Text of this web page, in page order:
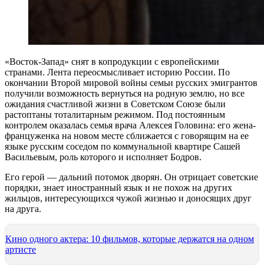
«Восток-Запад» снят в копродукции с европейскими
странами. Лента переосмысливает историю России. По
окончании Второй мировой войны семьи русских эмигрантов
получили возможность вернуться на родную землю, но все
ожидания счастливой жизни в Советском Союзе были
растоптаны тоталитарным режимом. Под постоянным
контролем оказалась семья врача Алексея Головина: его жена-
француженка на новом месте сближается с говорящим на ее
языке русским соседом по коммунальной квартире Сашей
Васильевым, роль которого и исполняет Бодров.
Его герой — дальний потомок дворян. Он отрицает советские
порядки, знает иностранный язык и не похож на других
жильцов, интересующихся чужой жизнью и доносящих друг
на друга.
Кино одного актера: 10 фильмов, которые держатся на одном
артисте